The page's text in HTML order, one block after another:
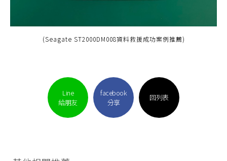
(Seagate ST2000DM008資料救援成功案例推薦)
Line
給朋友
facebook
分享
回列表